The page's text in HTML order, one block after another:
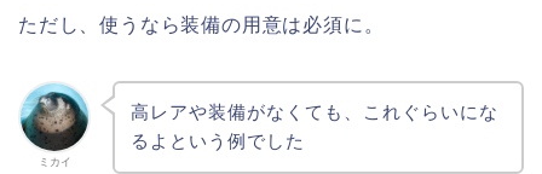
ただし、使うなら装備の用意は必須に。
ミカイ
高レアや装備がなくても、これぐらいにな
るよという例でした